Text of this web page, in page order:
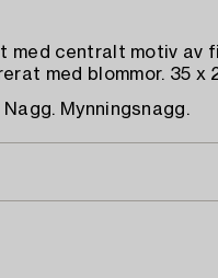
med centralt motiv av
med blommor. 35 x
Mynningsnagg.